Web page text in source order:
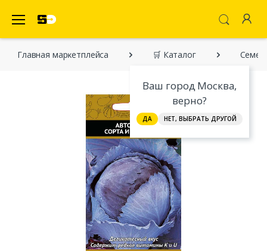
Ваш город Москва,
верно?
ДА НЕТ, ВЫБРАТЬ ДРУГОЙ
Главная марĸетплейса 🛒 Каталог